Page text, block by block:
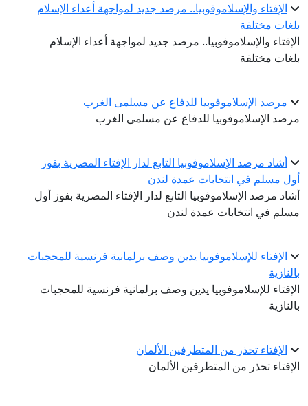
الإفتاء والإسلاموفوبيا.. مرصد جديد لمواجهة أعداء الإسلام
بلغات مختلفة
الإفتاء والإسلاموفوبيا.. مرصد جديد لمواجهة أعداء الإسلام
بلغات مختلفة
مرصد الإسلاموفوبيا للدفاع عن مسلمى الغرب
مرصد الإسلاموفوبيا للدفاع عن مسلمى الغرب
أشاد مرصد الإسلاموفوبيا التابع لدار الإفتاء المصرية بفوز
أول مسلم في انتخابات عمدة لندن
أشاد مرصد الإسلاموفوبيا التابع لدار الإفتاء المصرية بفوز أول
مسلم في انتخابات عمدة لندن
الإفتاء للإسلاموفوبيا يدين وصف برلمانية فرنسية للمحجبات
بالنازية
الإفتاء للإسلاموفوبيا يدين وصف برلمانية فرنسية للمحجبات
بالنازية
الإفتاء تحذر من المتطرفين الألمان
الإفتاء تحذر من المتطرفين الألمان